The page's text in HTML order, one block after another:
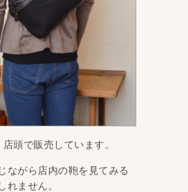
頭で販売しています。
ながら店内の鞄を見てみる
れません。